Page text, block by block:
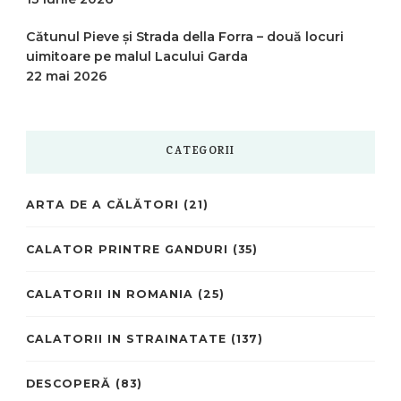
Cătunul Pieve și Strada della Forra – două locuri
uimitoare pe malul Lacului Garda
22 mai 2026
CATEGORII
ARTA DE A CĂLĂTORI (21)
CALATOR PRINTRE GANDURI (35)
CALATORII IN ROMANIA (25)
CALATORII IN STRAINATATE (137)
DESCOPERĂ (83)